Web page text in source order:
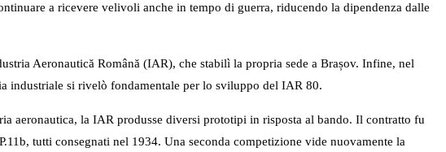
a ricevere velivoli anche in tempo di guerra, riducendo la dipendenza dalle
Aeronautică Română (IAR), che stabilì la propria sede a Brașov. Infine, nel
industriale si rivelò fondamentale per lo sviluppo del IAR 80.
aeronautica, la IAR produsse diversi prototipi in risposta al bando. Il contratto fu
tutti consegnati nel 1934. Una seconda competizione vide nuovamente la